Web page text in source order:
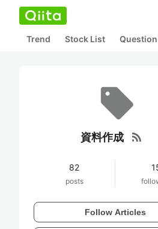
Trend Stock List Question
資料作成 rss_feed
82
posts
Follow Articles